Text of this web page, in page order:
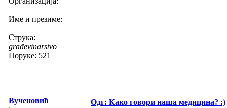
Име и презиме:
Струка:
građevinarstvo
Поруке: 521
Вученовић
Одг: Како говори наша медицина? :)